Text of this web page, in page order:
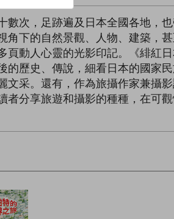
次，足跡遍及日本全國各地，
下的自然景觀、人物、建築，
動人心靈的光影印記。《緋紅
歷史、傳說，細看日本的國家
采。還有，作為旅攝作家兼攝
分享旅遊和攝影的種種，在可